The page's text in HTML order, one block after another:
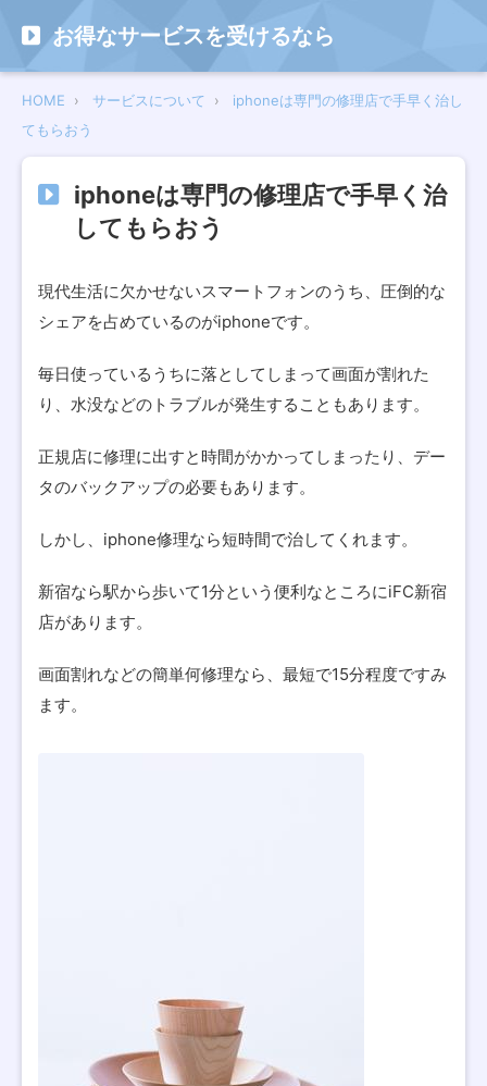
お得なサービスを受けるなら
HOME サービスについて
iphoneは専門の修理店で手早く治し
てもらおう
iphoneは専門の修理店で手早く治
してもらおう
現代生活に欠かせないスマートフォンのうち、圧倒的な
シェアを占めているのがiphoneです。
毎日使っているうちに落としてしまって画面が割れた
り、水没などのトラブルが発生することもあります。
正規店に修理に出すと時間がかかってしまったり、デー
タのバックアップの必要もあります。
しかし、iphone修理なら短時間で治してくれます。
新宿なら駅から歩いて1分という便利なところにiFC新宿
店があります。
画面割れなどの簡単何修理なら、最短で15分程度ですみ
ます。